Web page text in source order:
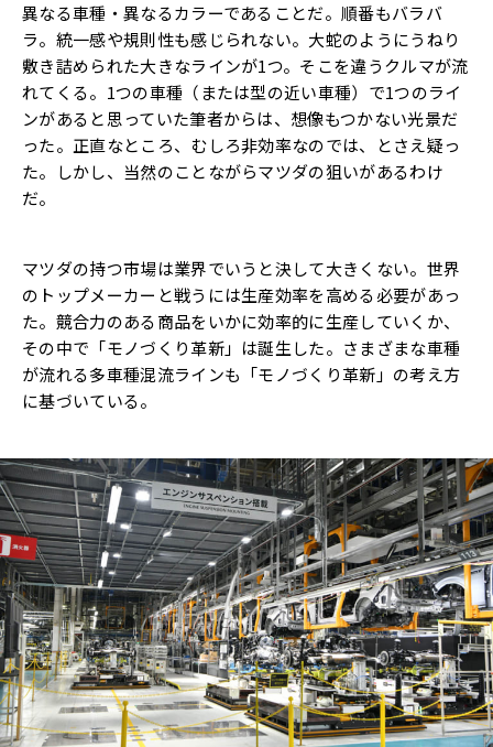
異なる車種・異なるカラーであることだ。順番もバラバ
ラ。統一感や規則性も感じられない。大蛇のようにうねり
敷き詰められた大きなラインが1つ。そこを違うクルマが流
れてくる。1つの車種（または型の近い車種）で1つのライ
ンがあると思っていた筆者からは、想像もつかない光景だ
った。正直なところ、むしろ非効率なのでは、とさえ疑っ
た。しかし、当然のことながらマツダの狙いがあるわけ
だ。
マツダの持つ市場は業界でいうと決して大きくない。世界
のトップメーカーと戦うには生産効率を高める必要があっ
た。競合力のある商品をいかに効率的に生産していくか、
その中で「モノづくり革新」は誕生した。さまざまな車種
が流れる多車種混流ラインも「モノづくり革新」の考え方
に基づいている。